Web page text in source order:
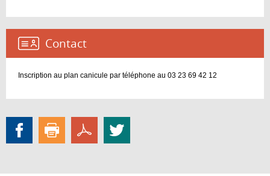
Contact :
Inscription au plan canicule par téléphone au 03 23 69 42 12